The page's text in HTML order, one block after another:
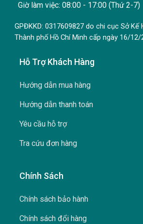
Giờ làm việc: 08:00 - 17:00 (Thứ 2-7)
GPĐKKD: 0317609827 do chi cục Sở
Thành phố Hồ Chí Minh cấp ngày 16/12/
Hỗ Trợ Khách Hàng
Hướng dẫn mua hàng
Hướng dẫn thanh toán
Yêu cầu hỗ trợ
Tra cứu đơn hàng
Chính Sách
Chính sách bảo hành
Chính sách đổi hàng